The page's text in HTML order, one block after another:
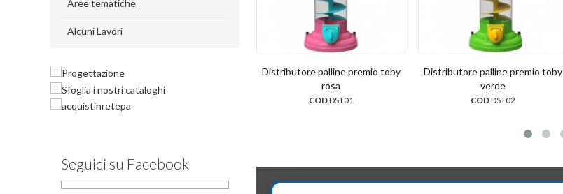
Aree tematiche
Alcuni Lavori
Seguici su Facebook
Distributore palline premio toby
rosa
CODDST01
Distributore palline premio toby
verde
CODDST02